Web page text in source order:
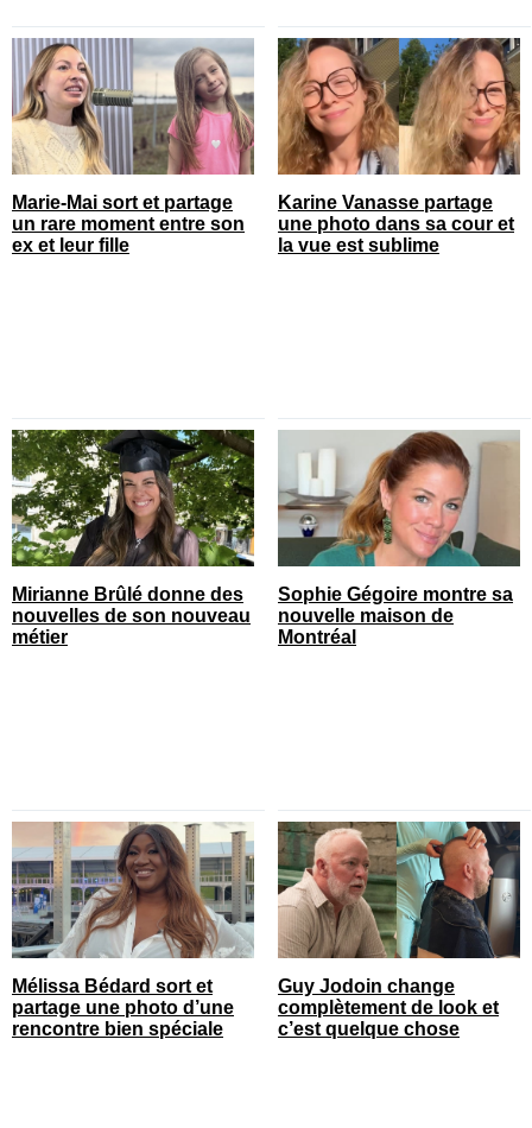
Marie-Mai sort et partage
un rare moment entre son
ex et leur fille
Karine Vanasse partage
une photo dans sa cour et
la vue est sublime
Mirianne Brûlé donne des
nouvelles de son nouveau
métier
Sophie Gégoire montre sa
nouvelle maison de
Montréal
Mélissa Bédard sort et
partage une photo d’une
rencontre bien spéciale
Guy Jodoin change
complètement de look et
c’est quelque chose